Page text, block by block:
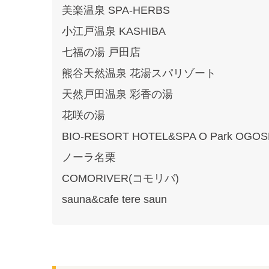
美楽温泉 SPA-HERBS
小江戸温泉 KASHIBA
七福の湯 戸田店
熊谷天然温泉 花湯スパリゾート
天然戸田温泉 彩香の湯
花咲の湯
BIO-RESORT HOTEL&SPA O Park
ノーラ名栗
COMORIVER(コモリバ)
sauna&cafe tere saun